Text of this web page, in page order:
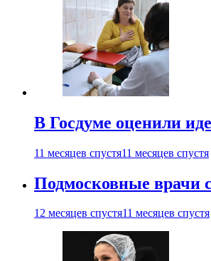
В Госдуме оценили
11 месяцев спустя11 месяцев спустя
Подмосковные врачи
12 месяцев спустя11 месяцев спустя